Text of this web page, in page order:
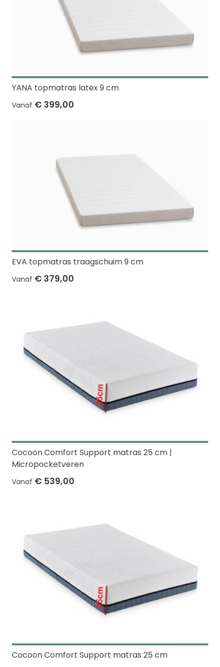
YANA topmatras latex 9 cm
Vanaf € 399,00
EVA topmatras traagschuim 9 cm
Vanaf € 379,00
Cocoon Comfort Support matras 25 cm |
Micropocketveren
Vanaf € 539,00
Cocoon Comfort Support matras 25 cm